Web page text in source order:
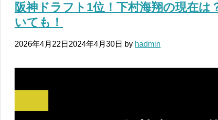
阪神ドラフト1位！下村海翔の現在は
いても！
2026年4月22日 2024年4月30日 by hadmin